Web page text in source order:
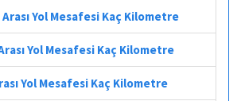
Yol Mesafesi Kaç Kilometre
Yol Mesafesi Kaç Kilometre
Yol Mesafesi Kaç Kilometre